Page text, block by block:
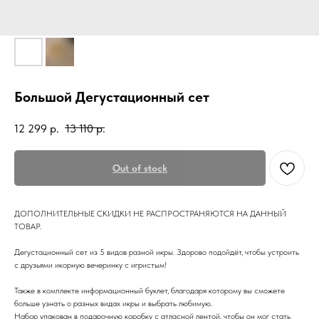
Большой Дегустационный сет
12 299 р. 13 110 р.
Out of stock
ДОПОЛНИТЕЛЬНЫЕ СКИДКИ НЕ РАСПРОСТРАНЯЮТСЯ НА ДАННЫЙ
ТОВАР.
Дегустационный сет из 5 видов разной икры. Здорово подойдёт, чтобы устроить
с друзьями икорную вечеринку с игристым!
Также в комплекте информационный буклет, благодаря которому вы сможете
больше узнать о разных видах икры и выбрать любимую.
Набор упакован в подарочную коробку с атласной лентой, чтобы он мог стать